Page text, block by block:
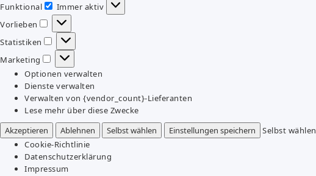
Funktional
Funktional
Immer aktiv
Vorlieben
Vorlieben
Statistiken
Statistiken
Marketing
Marketing
Optionen verwalten
Dienste verwalten
Verwalten von {vendor_count}-Lieferanten
Lese mehr über diese Zwecke
Akzeptieren
Ablehnen Selbst wählen Einstellungen speichern
Selbst wählen
Cookie-Richtlinie
Datenschutzerklärung
Impressum